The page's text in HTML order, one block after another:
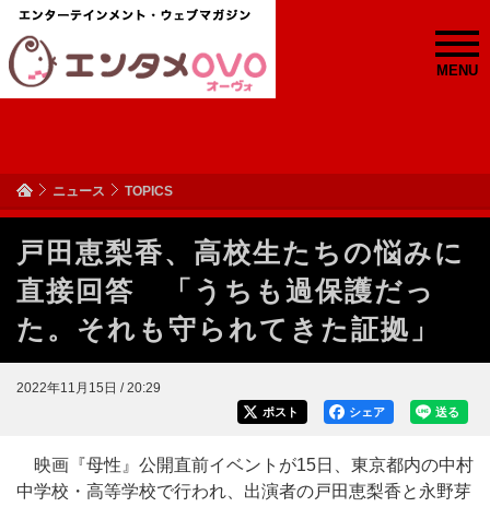
MENU
ニュース TOPICS
戸田恵梨香、高校生たちの悩みに
直接回答 「うちも過保護だっ
た。それも守られてきた証拠」
2022年11月15日 / 20:29
送る
シェア
ポスト
映画『母性』公開直前イベントが15日、東京都内の中村
中学校・高等学校で行われ、出演者の戸田恵梨香と永野芽